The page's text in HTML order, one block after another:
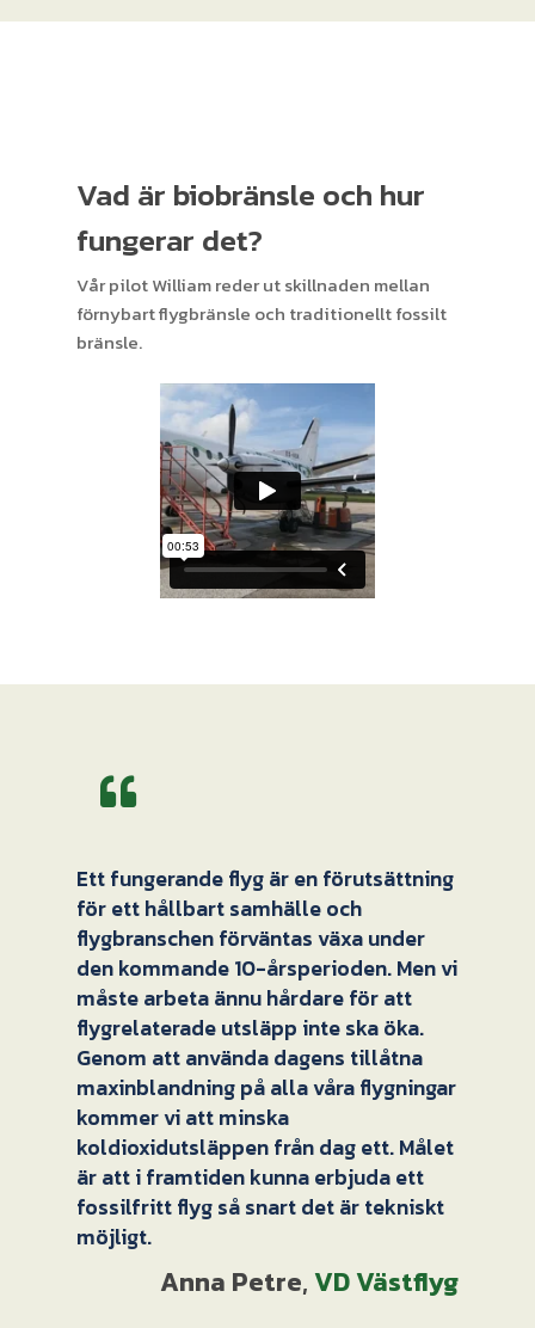
Vad är biobränsle och hur
fungerar det?
Vår pilot William reder ut skillnaden mellan
förnybart flygbränsle och traditionellt fossilt
bränsle.
Ett fungerande flyg är en förutsättning
för ett hållbart samhälle och
flygbranschen förväntas växa under
den kommande 10-årsperioden. Men vi
måste arbeta ännu hårdare för att
flygrelaterade utsläpp inte ska öka.
Genom att använda dagens tillåtna
maxinblandning på alla våra flygningar
kommer vi att minska
koldioxidutsläppen från dag ett. Målet
är att i framtiden kunna erbjuda ett
fossilfritt flyg så snart det är tekniskt
möjligt.
Anna Petre,VD Västflyg